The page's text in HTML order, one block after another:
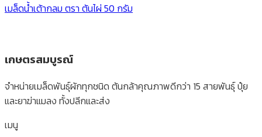
เมล็ดน้ำเต้ากลม ตรา ต้นไผ่ 50 กรัม
เกษตรสมบูรณ์
จำหน่ายเมล็ดพันธุ์ผักทุกชนิด ต้นกล้าคุณภาพดีกว่า 15 สายพันธุ์ ปุ๋ย
และยาฆ่าแมลง ทั้งปลีกและส่ง
เมนู